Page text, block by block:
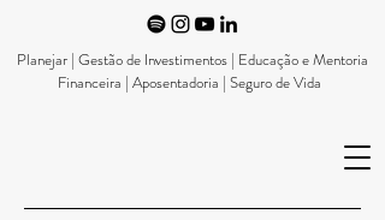
Planejar | Gestão de Investimentos | Educação e Mentoria
Financeira | Aposentadoria | Seguro de Vida